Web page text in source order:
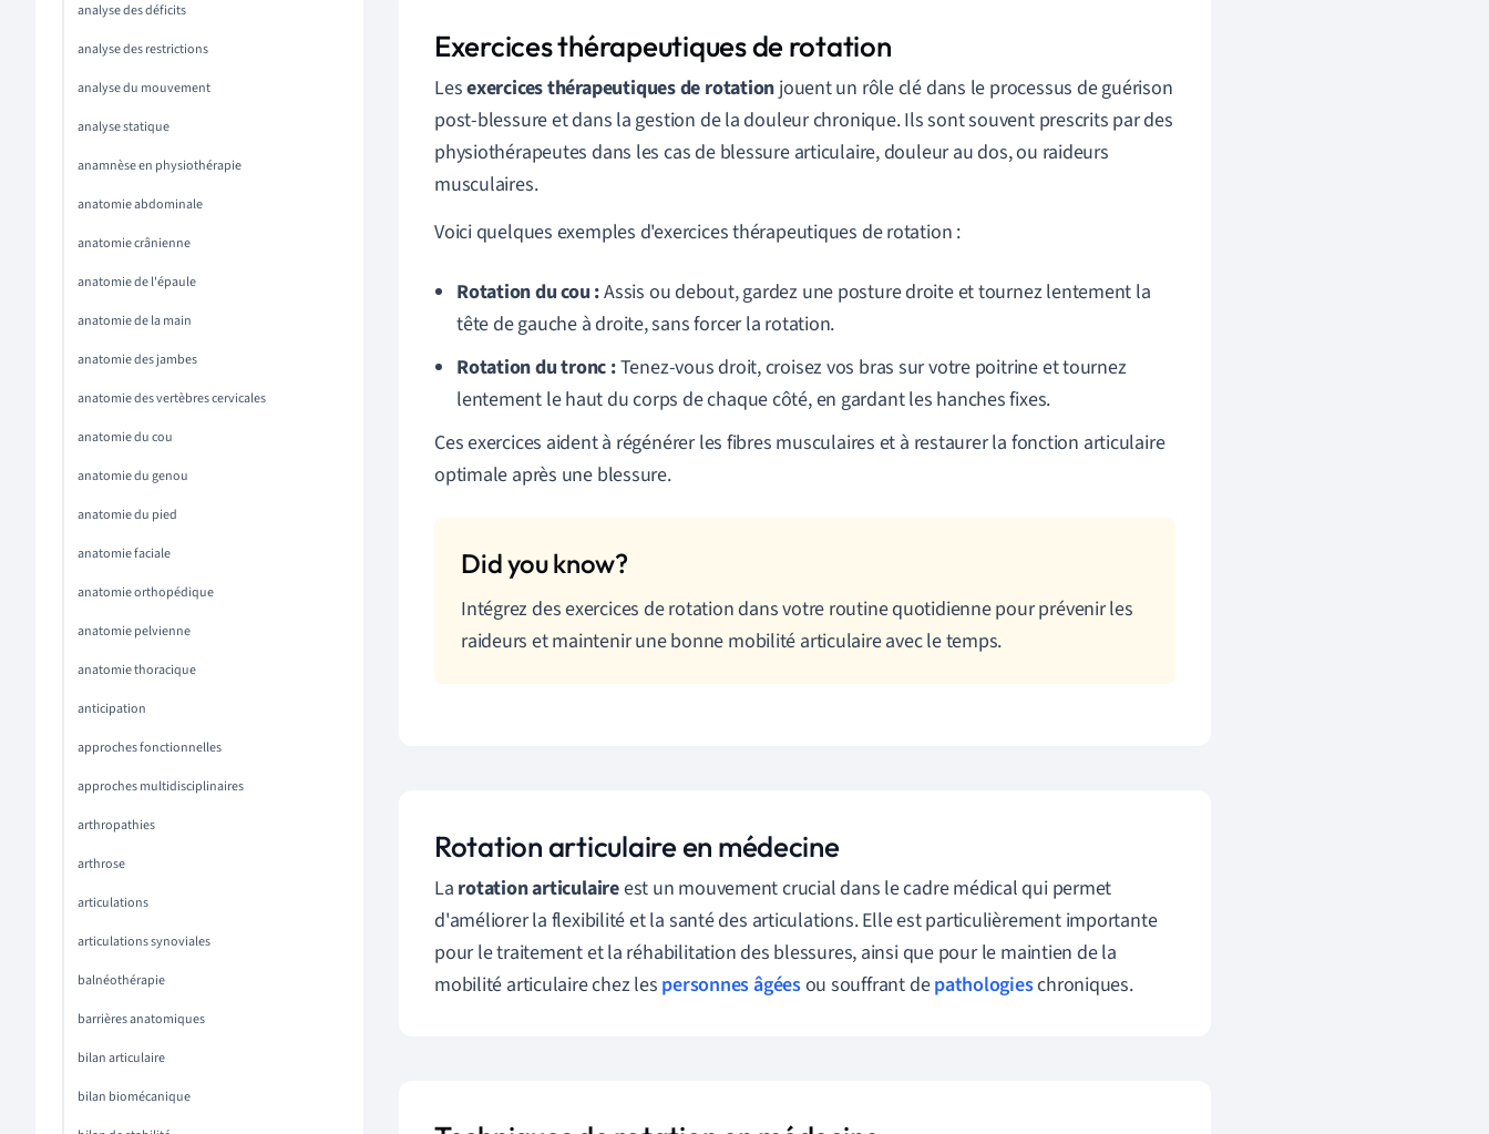
analyse des déficits
analyse des restrictions
analyse du mouvement
analyse statique
anamnèse en physiothérapie
anatomie abdominale
anatomie crânienne
anatomie de l'épaule
anatomie de la main
anatomie des jambes
anatomie des vertèbres cervicales
anatomie du cou
anatomie du genou
anatomie du pied
anatomie faciale
anatomie orthopédique
anatomie pelvienne
anatomie thoracique
anticipation
approches fonctionnelles
approches multidisciplinaires
arthropathies
arthrose
articulations
articulations synoviales
balnéothérapie
barrières anatomiques
bilan articulaire
bilan biomécanique
Exercices thérapeutiques de rotation
Lesexercices thérapeutiques de rotation jouent un rôle clé dans le processus de guérison
post-blessure et dans la gestion de la douleur chronique. Ils sont souvent prescrits par des
physiothérapeutes dans les cas de blessure articulaire, douleur au dos, ou raideurs
musculaires.
Voici quelques exemples d'exercices thérapeutiques de rotation :
Rotation du cou :Assis ou debout, gardez une posture droite et tournez lentement la
tête de gauche à droite, sans forcer la rotation.
Rotation du tronc :Tenez-vous droit, croisez vos bras sur votre poitrine et tournez
lentement le haut du corps de chaque côté, en gardant les hanches fixes.
Ces exercices aident à régénérer les fibres musculaires et à restaurer la fonction articulaire
optimale après une blessure.
Intégrez des exercices de rotation dans votre routine quotidienne pour prévenir les
raideurs et maintenir une bonne mobilité articulaire avec le temps.
Rotation articulaire en médecine
La rotation articulaireest un mouvement crucial dans le cadre médical qui permet
d'améliorer la flexibilité et la santé des articulations. Elle est particulièrement importante
pour le traitement et la réhabilitation des blessures, ainsi que pour le maintien de la
mobilité articulaire chez les personnes âgéesou souffrant depathologieschroniques.